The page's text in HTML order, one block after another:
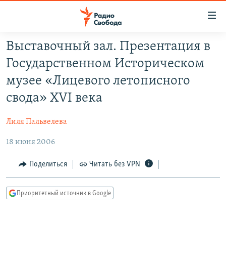
упрощенного
доступа
основному
Вернутся
навигации
Вернутся
поиску
ПОДКАСТЫ
АВТОРСКИЕ ПРОЕКТЫ
МНЕНИЯ
КУЛЬТУРА
IDEL.РЕАЛИИ
СЕВЕР.РЕАЛИИ
Выставочный зал. Презентация в
Государственном Историческом
музее «Лицевого летописного
свода» XVI века
Лиля Пальвелева
18 июня 2006
Поделиться Читать без VPN
Приоритетный источник в Google